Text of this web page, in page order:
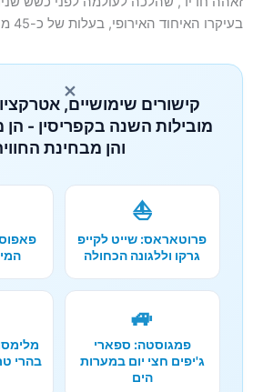
בעיקרו האיחוד האירופי, בעלות של כ-45 מיליון דולר.
×
קישורים שימושיים,
מובילות השנה בקפריסין -
והן מבחינת
⛵
פרוטאראס: שייט לקייפ
גרקו וללגונה הכחולה
🚙
פמגוסטה: ספארי
ג'יפים חצי יום במערות
הים
בהרי